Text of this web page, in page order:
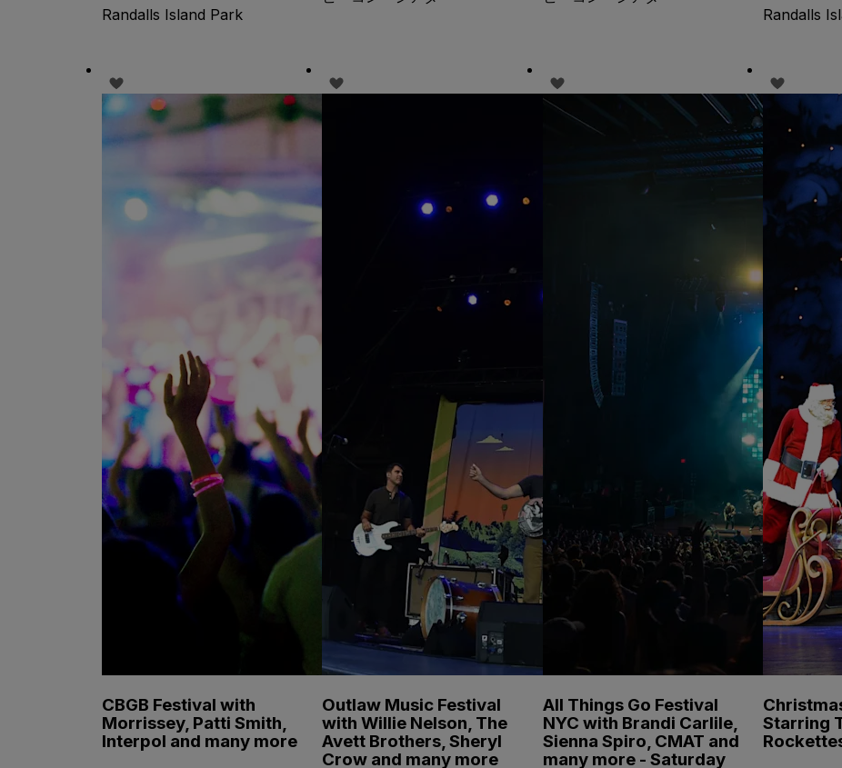
Randalls Island Park
Randalls
CBGB Festival with
Morrissey, Patti Smith,
Interpol and many more
Outlaw Music Festival
with Willie Nelson, The
Avett Brothers, Sheryl
Crow and many more
All Things Go Festival
NYC with Brandi Carlile,
Sienna Spiro, CMAT and
many more - Saturday
Starring